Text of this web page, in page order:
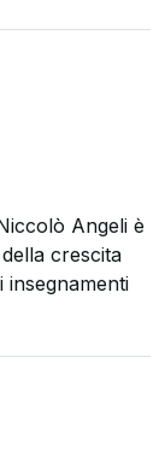
Angeli è
crescita
insegnamenti